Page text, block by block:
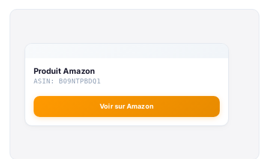
Produit Amazon
ASIN: B09NTPBDQ1
Voir sur Amazon